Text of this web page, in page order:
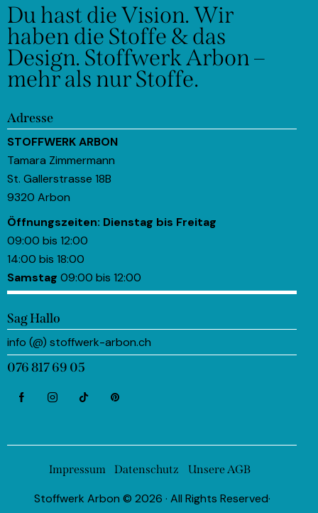
Du hast die Vision.Wir
haben die Stoffe & das
Design. Stoffwerk Arbon –
mehr als nur Stoffe.
Adresse
STOFFWERK ARBON
Tamara Zimmermann
St. Gallerstrasse 18B
9320 Arbon
Öffnungszeiten: Dienstag bis Freitag
09:00 bis 12:00
14:00 bis 18:00
Samstag 09:00 bis 12:00
Sag Hallo
info (@) stoffwerk-arbon.ch
076 817 69 05
Impressum Datenschutz Unsere AGB
Stoffwerk Arbon © 2026 · All Rights Reserved·